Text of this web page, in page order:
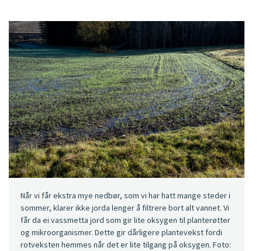
Når vi får ekstra mye nedbør, som vi har hatt mange steder i
sommer, klarer ikke jorda lenger å filtrere bort alt vannet. Vi
får da ei vassmetta jord som gir lite oksygen til planterøtter
og mikroorganismer. Dette gir dårligere plantevekst fordi
rotveksten hemmes når det er lite tilgang på oksygen. Foto: